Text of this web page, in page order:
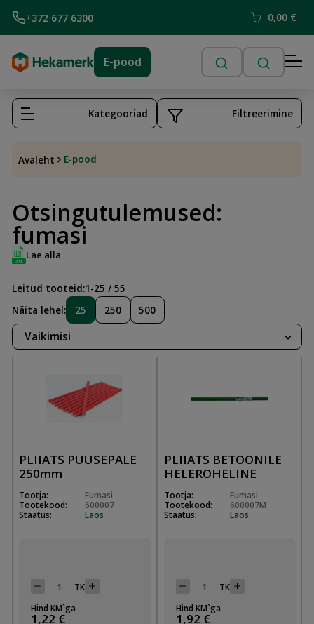
+372 677 6300 0,00 €
E-pood
Avaleht E-pood
Kategooriad Filtreerimine
Otsingutulemused:
fumasi
Lae alla
Leitud tooteid:1-25 / 55
Näita lehel:
25 250 500
Vaikimisi
PLIIATS PUUSEPALE
250mm
Tootja:
Fumasi
Tootekood:
600007
Staatus:
Laos
TK
Hind KM`ga
1,22 €
PLIIATS BETOONILE
HELEROHELINE
Tootja:
Fumasi
Tootekood:
600007M
Staatus:
Laos
TK
Hind KM`ga
1,92 €